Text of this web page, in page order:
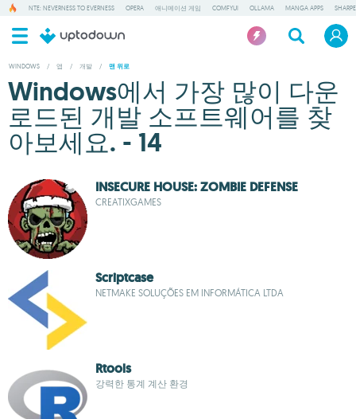
NTE: NEVERNESS TO EVERNESS OPERA 애니메이션 게임 COMFYUI OLLAMA MANGA APPS
WINDOWS / 앱 / 개발 / 맨 위로
Windows에서 가장 많이 다운
로드된 개발 소프트웨어를 찾
아보세요. - 14
INSECURE HOUSE: ZOMBIE DEFENSE
CREATIXGAMES
Scriptcase
NETMAKE SOLUÇÕES EM INFORMÁTICA LTDA
Rtools
강력한 통계 계산 환경